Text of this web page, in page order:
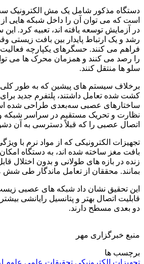
دستگاه مذکور شامل یک مش الکترونیک
است که می توان آن را داخل شبکه هایی
در آزمایش توسعه یافته اند، تعبیه کرد.
رشد و یک ارتباط پایدار بین بافت زیستی
فراهم می کنند. حسگرهای یکپارچه
را رصد می کنند و همزمان محرک ها می
سلو ها منتقل کنند.
برخلاف سیستم های پیشین که به طور
کشت شده تعامل داشتند، پلتفرم جدید
ساختارهای عصبی سه‌بعدی طراحی شده
نظارت و تحریک مستقیم در سراسر شبکه
اتصال عصبی را که قبلاً دسترسی به آن
تجهیزات الکترونیکی که از مواد نرم با
بافت مغز ساخته شده اند، به دستگاه
زنده در بازه های طولانی و بدون اختلال
بمانند. محققان از تعامل ماندگار طی شش
این تحقیق نشان داد شبکه های عصبی
قابلیت اتصال بهتر و پتانسیل رایانشی
دو بعدی مسطح دارند.
منبع خبرگزاری مهر
برچسب ها
تجهیزات الکترونیکی تحقیقات علمی علوم